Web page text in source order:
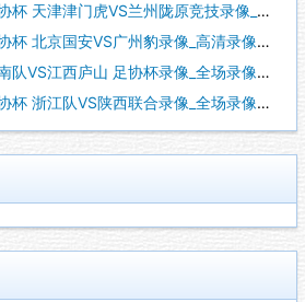
门虎VS兰州陇原竞技录像_全场录像【高清回放】
京国安VS广州豹录像_高清录像【全场回放】
江西庐山 足协杯录像_全场录像【视频集锦】
江队VS陕西联合录像_全场录像【高清回放】